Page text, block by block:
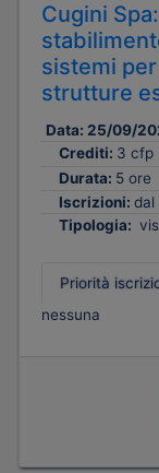
Cugini
sistemi
strutture
Data: 25/09/
Crediti: 3 cfp
Durata: 5 ore
Iscrizioni: dal
Tipologia:
Priorità
nessuna